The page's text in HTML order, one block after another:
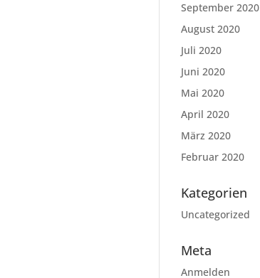
September 2020
August 2020
Juli 2020
Juni 2020
Mai 2020
April 2020
März 2020
Februar 2020
Kategorien
Uncategorized
Meta
Anmelden